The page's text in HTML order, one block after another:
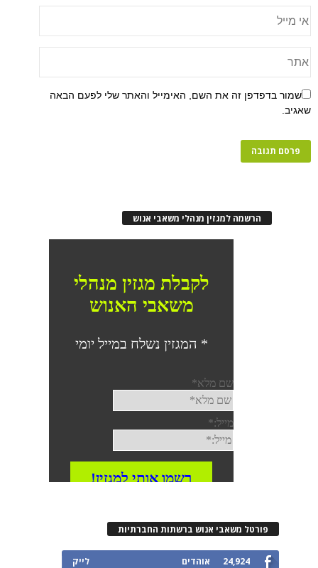
שמור בדפדפן זה את השם, האימייל והאתר שלי לפעם הבאה
שאגיב.
הרשמה למגזין מנהלי משאבי אנוש
פורטל משאבי אנוש ברשתות החברתיות
24,924 אוהדים לייק